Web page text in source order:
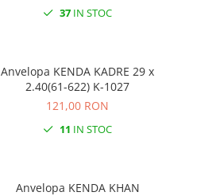
37 IN STOC
Anvelopa KENDA KADRE 29 x
2.40(61-622) K-1027
121,00 RON
11 IN STOC
Anvelopa KENDA KHAN